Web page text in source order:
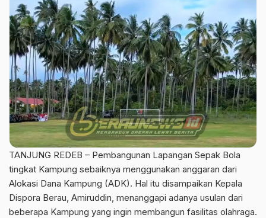
TANJUNG REDEB – Pembangunan Lapangan Sepak Bola
tingkat Kampung sebaiknya menggunakan anggaran dari
Alokasi Dana Kampung (ADK). Hal itu disampaikan Kepala
Dispora Berau, Amiruddin, menanggapi adanya usulan dari
beberapa Kampung yang ingin membangun fasilitas olahraga.